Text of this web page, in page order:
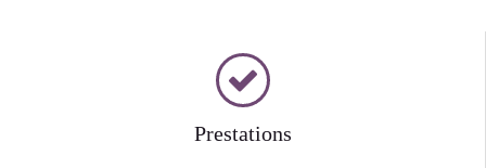
Prestations